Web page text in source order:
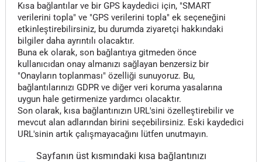
Kısa bağlantılar ve bir GPS kaydedici için, "SMART
verilerini topla" ve "GPS verilerini topla" ek seçeneğini
etkinleştirebilirsiniz, bu durumda ziyaretçi hakkındaki
bilgiler daha ayrıntılı olacaktır.
Buna ek olarak, son bağlantıya gitmeden önce
kullanıcıdan onay almanızı sağlayan benzersiz bir
"Onayların toplanması" özelliği sunuyoruz. Bu,
bağlantılarınızı GDPR ve diğer veri koruma yasalarına
uygun hale getirmenize yardımcı olacaktır.
Son olarak, kısa bağlantınızın URL'sini özelleştirebilir ve
mevcut alan adlarından birini seçebilirsiniz. Eski kaydedici
URL'sinin artık çalışmayacağını lütfen unutmayın.
Sayfanın üst kısmındaki kısa bağlantınızı